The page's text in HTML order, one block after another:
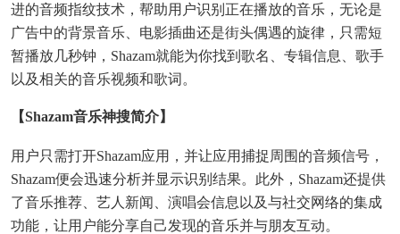
进的音频指纹技术，帮助用户识别正在播放的音乐，无论是
广告中的背景音乐、电影插曲还是街头偶遇的旋律，只需短
暂播放几秒钟，Shazam就能为你找到歌名、专辑信息、歌手
以及相关的音乐视频和歌词。
【shazam音乐神搜简介】
用户只需打开Shazam应用，并让应用捕捉周围的音频信号，
Shazam便会迅速分析并显示识别结果。此外，Shazam还提供
了音乐推荐、艺人新闻、演唱会信息以及与社交网络的集成
功能，让用户能分享自己发现的音乐并与朋友互动。